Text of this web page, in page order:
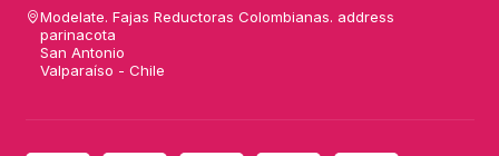
Modelate. Fajas Reductoras Colombianas. address
parinacota
San Antonio
Valparaíso - Chile